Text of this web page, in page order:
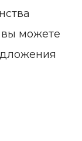
можете